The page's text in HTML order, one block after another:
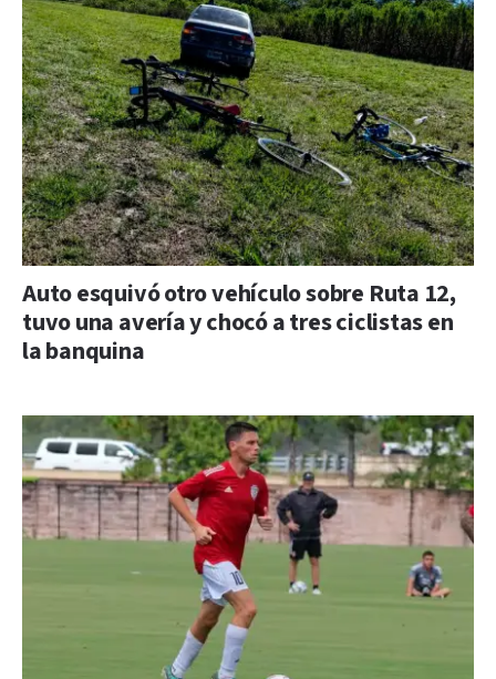
Auto esquivó otro vehículo sobre Ruta 12,
tuvo una avería y chocó a tres ciclistas en
la banquina